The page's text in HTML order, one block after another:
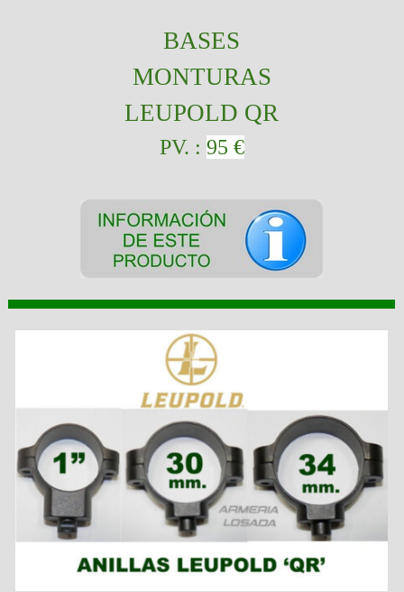
BASES
MONTURAS
LEUPOLD QR
PV. : 95 €